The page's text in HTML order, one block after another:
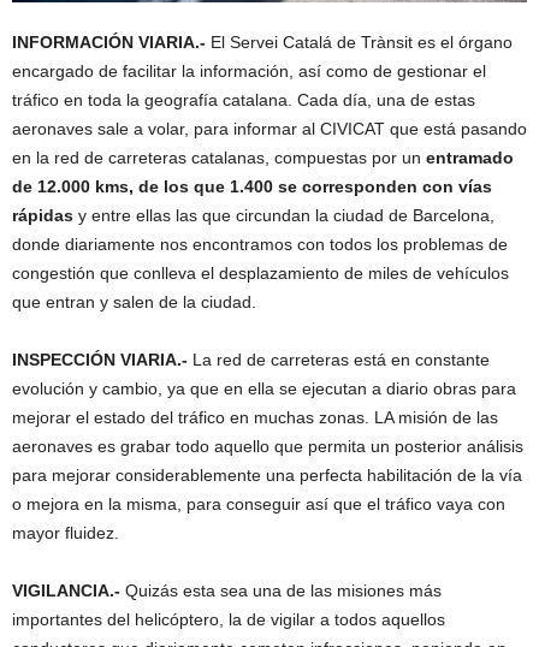
INFORMACIÓN VIARIA.- El Servei Catalá de Trànsit es el órgano
encargado de facilitar la información, así como de gestionar el
tráfico en toda la geografía catalana. Cada día, una de estas
aeronaves sale a volar, para informar al CIVICAT que está pasando
en la red de carreteras catalanas, compuestas por un entramado
de 12.000 kms, de los que 1.400 se corresponden con vías
rápidas y entre ellas las que circundan la ciudad de Barcelona,
donde diariamente nos encontramos con todos los problemas de
congestión que conlleva el desplazamiento de miles de vehículos
que entran y salen de la ciudad.
INSPECCIÓN VIARIA.- La red de carreteras está en constante
evolución y cambio, ya que en ella se ejecutan a diario obras para
mejorar el estado del tráfico en muchas zonas. LA misión de las
aeronaves es grabar todo aquello que permita un posterior análisis
para mejorar considerablemente una perfecta habilitación de la vía
o mejora en la misma, para conseguir así que el tráfico vaya con
mayor fluidez.
VIGILANCIA.- Quizás esta sea una de las misiones más
importantes del helicóptero, la de vigilar a todos aquellos